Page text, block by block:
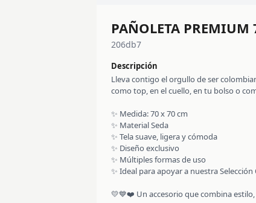
PAÑOLETA
206db7
Descripción
Lleva contigo el orgullo de ser
como top, en el cuello, en tu bolso o
✨ Medida: 70 x 70 cm
✨ Material Seda
✨ Tela suave, ligera y cómoda
✨ Diseño exclusivo
✨ Múltiples formas de uso
✨ Ideal para apoyar a nuestra
💛💙❤️ Un accesorio que combina